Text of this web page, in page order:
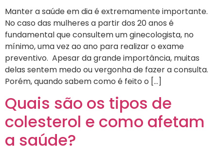
Manter a saúde em dia é extremamente importante.
No caso das mulheres a partir dos 20 anos é
fundamental que consultem um ginecologista, no
mínimo, uma vez ao ano para realizar o exame
preventivo. Apesar da grande importância, muitas
delas sentem medo ou vergonha de fazer a consulta.
Porém, quando sabem como é feito o […]
Quais são os tipos de
colesterol e como afetam
a saúde?